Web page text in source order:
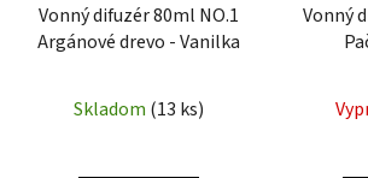
Vonný difuzér 80ml NO.1
Argánové drevo - Vanilka
Skladom (13 ks)
Vonný